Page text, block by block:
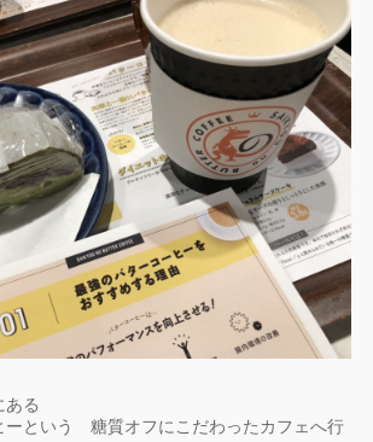
ある
ーという 糖質オフにこだわったカフェへ行